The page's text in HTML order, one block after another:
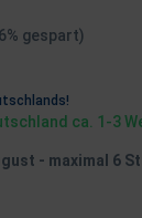
gespart)
ca. 1-3
- maximal 6